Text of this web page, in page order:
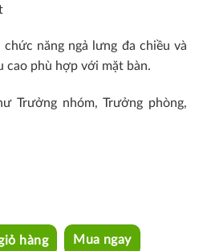
năng ngả lưng đa chiều và
cao phù hợp với mặt bàn.
Trưởng nhóm, Trưởng phòng,
hàng Mua ngay